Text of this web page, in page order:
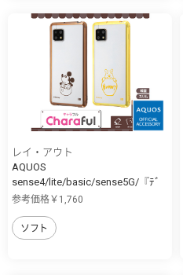
レイ・アウト
AQUOS
sense4/lite/basic/sense5G/『ﾃﾞ
ｨ...
参考価格￥1,760
ソフト